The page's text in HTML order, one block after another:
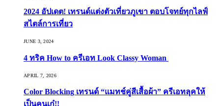
2024 อัปเดต! เทรนด์แต่งตัวเที่ยวภูเขา ตอบโจทย์ทุกไลฟ์
สไตล์การเที่ยว
JUNE 3, 2024
4 ทริค How to ครีเอท Look Classy Woman
APRIL 7, 2026
Color Blocking เทรนด์ “แมทช์คู่สีเสื้อผ้า” ครีเอทลุคให้
เป็นคนเก๋!!